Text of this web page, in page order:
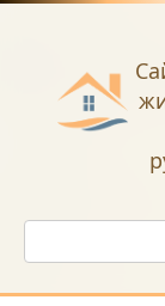
Перейти
Поиск: